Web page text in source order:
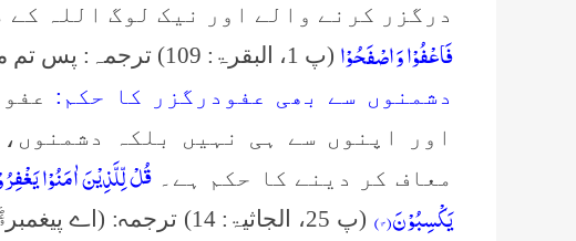
درگزر کرنے والے اور نیک لوگ اللہ کے
فَاعْفُوْا وَ اصْفَحُوْا (پ 1، البقرۃ: 109) ترجمہ: پس تم معاف کردو اور درگزر سے کام لو۔
دشمنوں سے بھی عفودرگزر کا حکم:
اور اپنوں سے ہی نہیں بلکہ
معاف کر دینے کا حکم ہے۔قُلْ لِّلَّذِیْنَ اٰمَنُوْا
یَكْسِبُوْنَ(۱۴)
(پ 25، الجاثیۃ: 14) ترجمہ: (اے پیغمبرﷺ